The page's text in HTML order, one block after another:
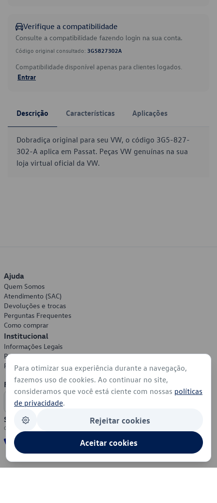
Verifique a compatibilidade
Consulte a compatibilidade fazendo login na sua conta.
Código original consultado: 3G5827302A
Compatibilidade disponível apenas para clientes logados.
Entrar
Descrição Características Aplicações
Dobradiça original para seu VW, o código 3G5-827-
302-A aplica em Passat. Peças VW genuínas na sua
loja virtual oficial da VW.
Ajuda
Quem Somos
Atendimento (SAC)
Devoluções e trocas
Perguntas Frequentes
Como comprar
Institucional
Informações Legais
Política de Privacidade
Política de Cookies
Formas de Pagamento
Segurança
Para otimizar sua experiência durante a navegação,
fazemos uso de cookies. Ao continuar no site,
consideramos que você está ciente com nossas políticas
de privacidade.
Rejeitar cookies
Aceitar cookies